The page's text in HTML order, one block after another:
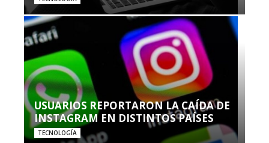
USUARIOS REPORTARON LA CAÍDA DE
INSTAGRAM EN DISTINTOS PAÍSES
TECNOLOGÍA